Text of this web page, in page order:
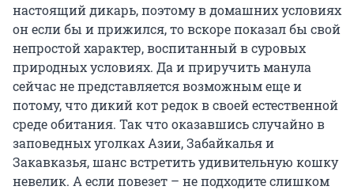
настоящий дикарь, поэтому в домашних условиях
он если бы и прижился, то вскоре показал бы свой
непростой характер, воспитанный в суровых
природных условиях. Да и приручить манула
сейчас не представляется возможным еще и
потому, что дикий кот редок в своей естественной
среде обитания. Так что оказавшись случайно в
заповедных уголках Азии, Забайкалья и
Закавказья, шанс встретить удивительную кошку
невелик. А если повезет – не подходите слишком